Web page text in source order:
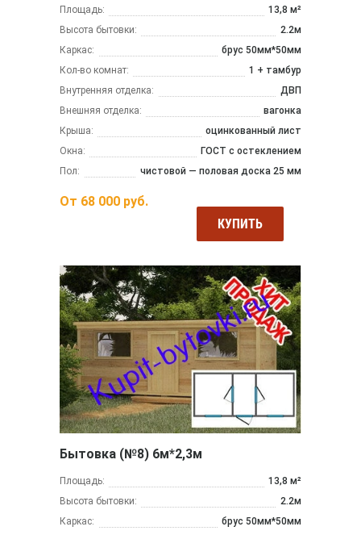
Площадь:
13,8 м²
Высота бытовки:
2.2м
Каркас:
брус 50мм*50мм
Кол-во комнат:
1 + тамбур
Внутренняя отделка:
ДВП
Внешняя отделка:
вагонка
Крыша:
оцинкованный лист
Окна:
ГОСТ с остеклением
Пол:
чистовой — половая доска 25 мм
От 68 000 руб.
КУПИТЬ
Бытовка (№8) 6м*2,3м
Площадь:
13,8 м²
Высота бытовки:
2.2м
Каркас:
брус 50мм*50мм